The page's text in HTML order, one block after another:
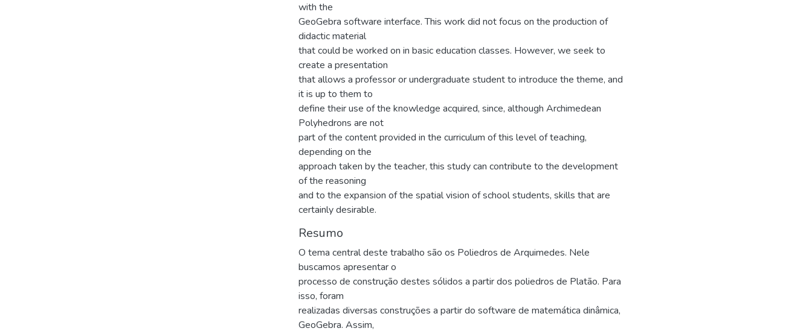
with the
GeoGebra software interface. This work did not focus on the production of
didactic material
that could be worked on in basic education classes. However, we seek to
create a presentation
that allows a professor or undergraduate student to introduce the theme, and
it is up to them to
define their use of the knowledge acquired, since, although Archimedean
Polyhedrons are not
part of the content provided in the curriculum of this level of teaching,
depending on the
approach taken by the teacher, this study can contribute to the development
of the reasoning
and to the expansion of the spatial vision of school students, skills that are
certainly desirable.
Resumo
O tema central deste trabalho são os Poliedros de Arquimedes. Nele
buscamos apresentar o
processo de construção destes sólidos a partir dos poliedros de Platão. Para
isso, foram
realizadas diversas construções a partir do software de matemática dinâmica,
GeoGebra. Assim,